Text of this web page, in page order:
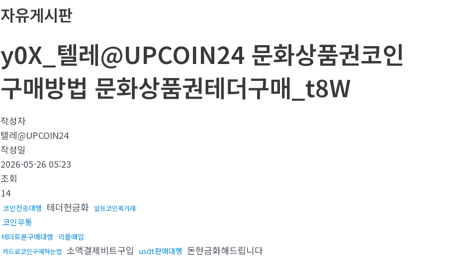
자유게시판
y0X_텔레@UPCOIN24 문화상품권코인
구매방법 문화상품권테더구매_t8W
작성자
텔레@UPCOIN24
작성일
2026-05-26 05:23
조회
14
코인전송대행 테더현금화 알트코인퀵거래
코인무통
테더트론구매대행 리플매입
카드로코인구매하는법 소액결제비트구입 usdt판매대행 돈현금화해드립니다